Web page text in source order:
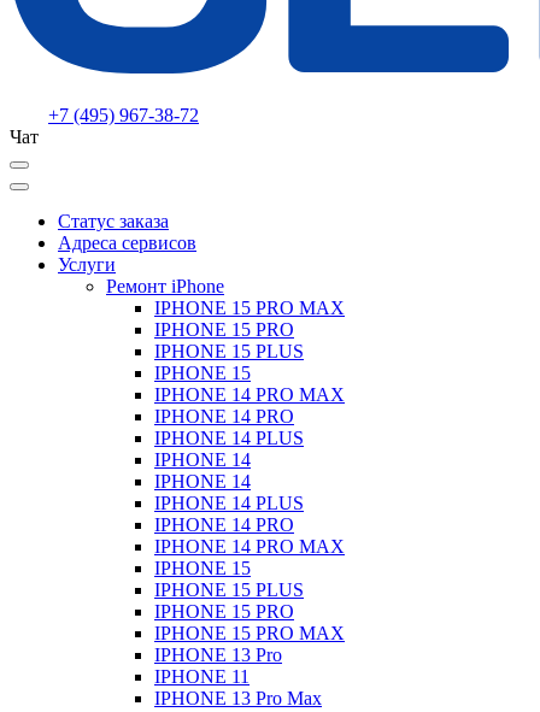
+7 (495) 967-38-72
Чат
Статус заказа
Адреса сервисов
Услуги
Ремонт iPhone
IPHONE 15 PRO MAX
IPHONE 15 PRO
IPHONE 15 PLUS
IPHONE 15
IPHONE 14 PRO MAX
IPHONE 14 PRO
IPHONE 14 PLUS
IPHONE 14
IPHONE 14
IPHONE 14 PLUS
IPHONE 14 PRO
IPHONE 14 PRO MAX
IPHONE 15
IPHONE 15 PLUS
IPHONE 15 PRO
IPHONE 15 PRO MAX
IPHONE 13 Pro
IPHONE 11
IPHONE 13 Pro Max